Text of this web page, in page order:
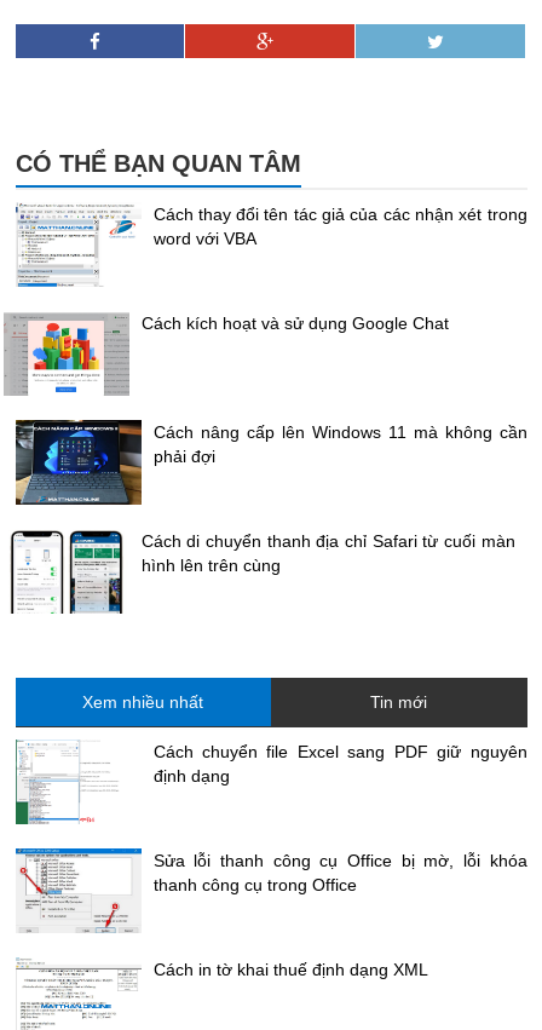
CÓ THỂ BẠN QUAN TÂM
Cách thay đổi tên tác giả của các nhận xét trong
word với VBA
Cách kích hoạt và sử dụng Google Chat
Cách nâng cấp lên Windows 11 mà không cần
phải đợi
Cách di chuyển thanh địa chỉ Safari từ cuối màn
hình lên trên cùng
Xem nhiều nhất Tin mới
Cách chuyển file Excel sang PDF giữ nguyên
định dạng
Sửa lỗi thanh công cụ Office bị mờ, lỗi khóa
thanh công cụ trong Office
Cách in tờ khai thuế định dạng XML